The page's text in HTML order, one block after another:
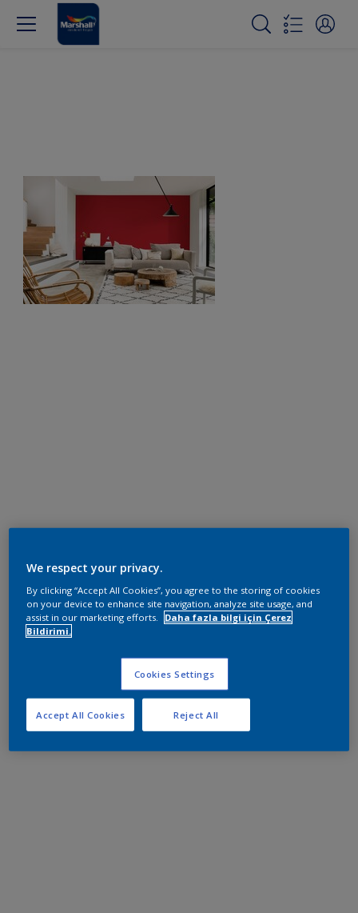
We respect your privacy.
By clicking “Accept All Cookies”, you agree to the storing of cookies
on your device to enhance site navigation, analyze site usage, and
assist in our marketing efforts.
Daha fazla bilgi için Çerez
Bildirimi.
Cookies Settings
Reject All
Accept All Cookies